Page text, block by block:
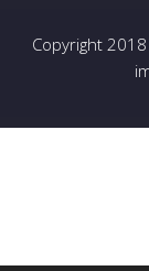
Copyright